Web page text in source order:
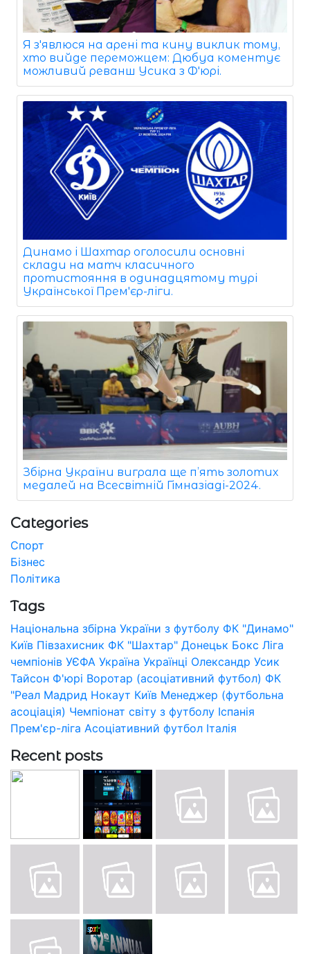
Я з'явлюся на арені та кину виклик тому,
хто вийде переможцем: Дюбуа коментує
можливий реванш Усика з Ф'юрі.
Динамо і Шахтар оголосили основні
склади на матч класичного
протистояння в одинадцятому турі
Української Прем'єр-ліги.
Збірна України виграла ще п’ять золотих
медалей на Всесвітній Гімназіаді-2024.
Categories
Спорт
Бізнес
Політика
Tags
Національна збірна України з футболу ФК "Динамо"
Київ Півзахисник ФК "Шахтар" Донецьк Бокс Ліга
чемпіонів УЄФА Україна Українці Олександр Усик
Тайсон Ф'юрі Воротар (асоціативний футбол) ФК
"Реал Мадрид Нокаут Київ Менеджер (футбольна
асоціація) Чемпіонат світу з футболу Іспанія
Прем'єр-ліга Асоціативний футбол Італія
Recent posts